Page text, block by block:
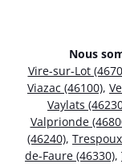
Nous
Vire-sur-Lot
Viazac (46100),
Vaylats
Valprionde
(46240),
de-Faure (46330),